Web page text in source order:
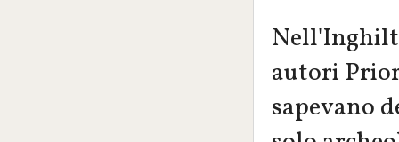
autori
sapevano